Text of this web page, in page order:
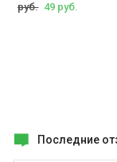
руб. 49 руб.
Последние